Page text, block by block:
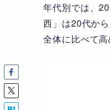
年代別では、
西」は20代か
全体に比べて高